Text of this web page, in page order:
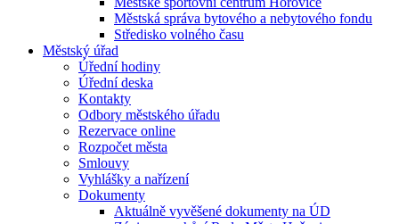
Městská správa bytového a nebytového fondu
Středisko volného času
Městský úřad
Úřední hodiny
Úřední deska
Kontakty
Odbory městského úřadu
Rezervace online
Rozpočet města
Smlouvy
Vyhlášky a nařízení
Dokumenty
Aktuálně vyvěšené dokumenty na ÚD